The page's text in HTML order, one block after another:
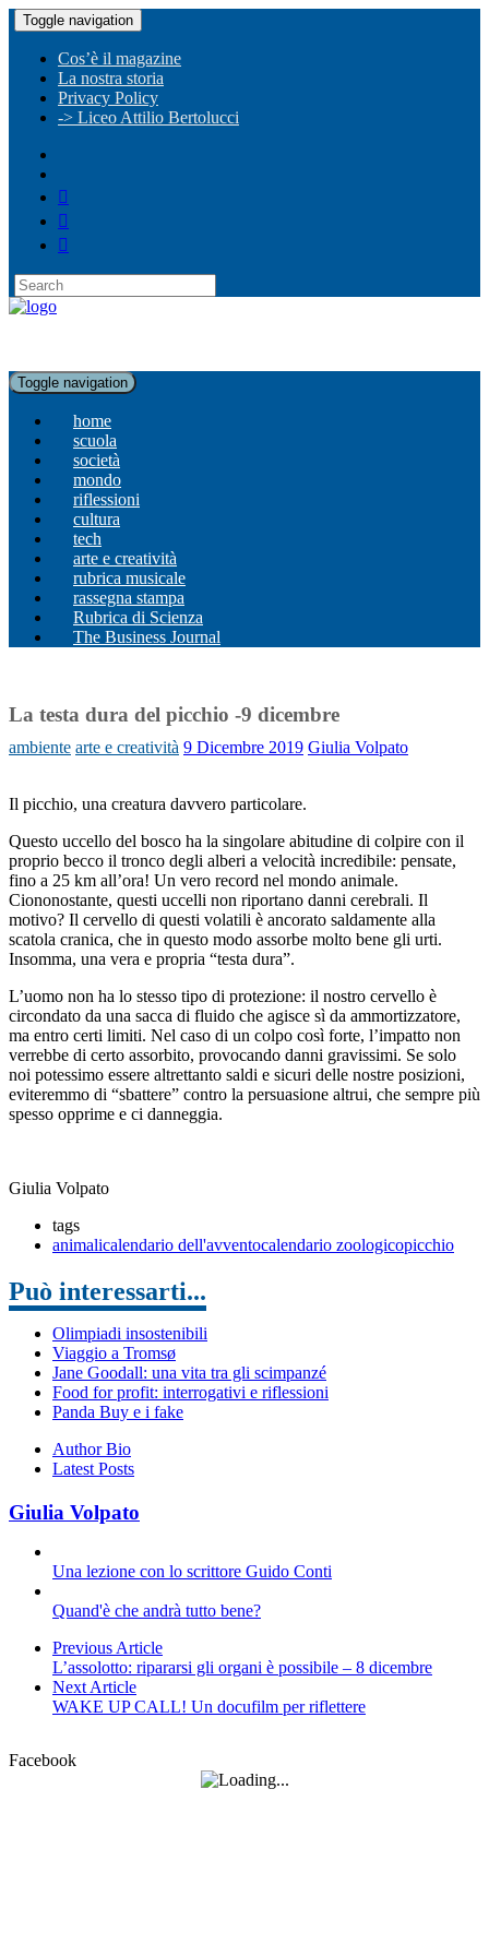
Toggle navigation
Cos’è il magazine
La nostra storia
Privacy Policy
-> Liceo Attilio Bertolucci
Toggle navigation
home
scuola
società
mondo
riflessioni
cultura
tech
arte e creatività
rubrica musicale
rassegna stampa
Rubrica di Scienza
The Business Journal
La testa dura del picchio -9 dicembre
ambiente arte e creatività 9 Dicembre 2019 Giulia Volpato
Il picchio, una creatura davvero particolare.
Questo uccello del bosco ha la singolare abitudine di colpire con il
proprio becco il tronco degli alberi a velocità incredibile: pensate,
fino a 25 km all’ora! Un vero record nel mondo animale.
Ciononostante, questi uccelli non riportano danni cerebrali. Il
motivo? Il cervello di questi volatili è ancorato saldamente alla
scatola cranica, che in questo modo assorbe molto bene gli urti.
Insomma, una vera e propria “testa dura”.
L’uomo non ha lo stesso tipo di protezione: il nostro cervello è
circondato da una sacca di fluido che agisce sì da ammortizzatore,
ma entro certi limiti. Nel caso di un colpo così forte, l’impatto non
verrebbe di certo assorbito, provocando danni gravissimi. Se solo
noi potessimo essere altrettanto saldi e sicuri delle nostre posizioni,
eviteremmo di “sbattere” contro la persuasione altrui, che sempre più
spesso opprime e ci danneggia.
Giulia Volpato
tags
animalicalendario dell'avventocalendario zoologicopicchio
Può interessarti...
Olimpiadi insostenibili
Viaggio a Tromsø
Jane Goodall: una vita tra gli scimpanzé
Food for profit: interrogativi e riflessioni
Panda Buy e i fake
Author Bio
Latest Posts
Giulia Volpato
Una lezione con lo scrittore Guido Conti
Quand'è che andrà tutto bene?
Previous Article
L’assolotto: ripararsi gli organi è possibile – 8 dicembre
Next Article
WAKE UP CALL! Un docufilm per riflettere
Facebook